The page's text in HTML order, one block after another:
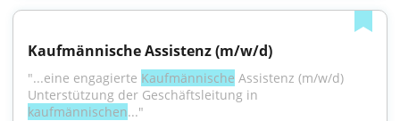
Kaufmännische Assistenz (m/w/d)
"...eine engagierte Kaufmännische Assistenz (m/w/d)
kaufmännischen..."